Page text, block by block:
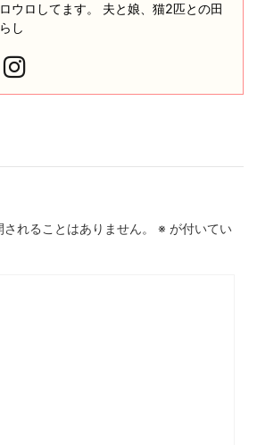
ウロしてます。 夫と娘、猫2匹との田
し
れることはありません。 ※ が付いてい